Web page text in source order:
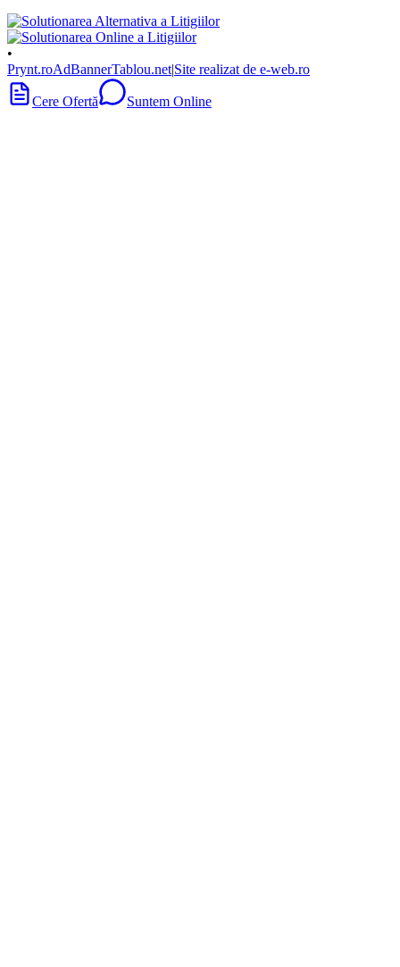
•
Prynt.roAdBannerTablou.net|Site realizat de e-web.ro
Cere Ofertă Suntem Online